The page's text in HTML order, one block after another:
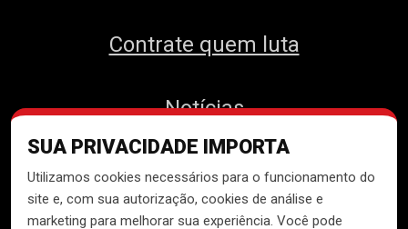
SUA PRIVACIDADE IMPORTA
Utilizamos cookies necessários para o funcionamento do
site e, com sua autorização, cookies de análise e
marketing para melhorar sua experiência. Você pode
Contrate quem luta
Notícias
Contato